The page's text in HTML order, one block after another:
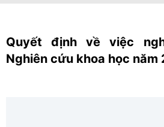
Quyết định về việc
Nghiên cứu khoa học năm